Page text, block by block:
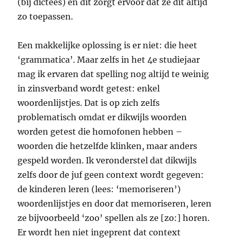
(bij dictees) en dit zorgt ervoor dat ze dit altijd
zo toepassen.
Een makkelijke oplossing is er niet: die heet
‘grammatica’. Maar zelfs in het 4e studiejaar
mag ik ervaren dat spelling nog altijd te weinig
in zinsverband wordt getest: enkel
woordenlijstjes. Dat is op zich zelfs
problematisch omdat er dikwijls woorden
worden getest die homofonen hebben –
woorden die hetzelfde klinken, maar anders
gespeld worden. Ik veronderstel dat dikwijls
zelfs door de juf geen context wordt gegeven:
de kinderen leren (lees: ‘memoriseren’)
woordenlijstjes en door dat memoriseren, leren
ze bijvoorbeeld ‘zoo’ spellen als ze [zo:] horen.
Er wordt hen niet ingeprent dat context